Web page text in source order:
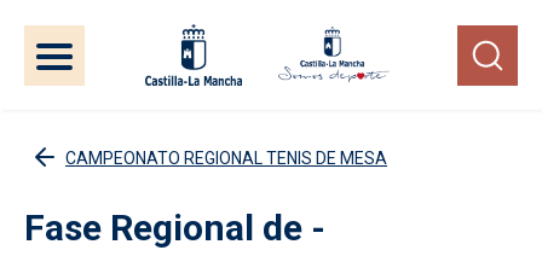
CAMPEONATO REGIONAL TENIS DE MESA
Fase Regional de -